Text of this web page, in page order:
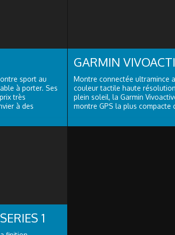
sport au
à porter. Ses
très
à des
GARMIN
Montre connectée ultramince
couleur tactile haute
plein soleil, la Garmin
montre GPS la plus compacte
1